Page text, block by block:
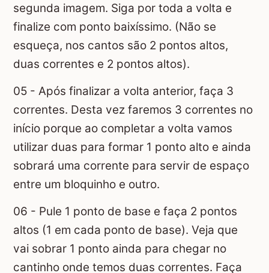
segunda imagem. Siga por toda a volta e
finalize com ponto baixíssimo. (Não se
esqueça, nos cantos são 2 pontos altos,
duas correntes e 2 pontos altos).
05 - Após finalizar a volta anterior, faça 3
correntes. Desta vez faremos 3 correntes no
início porque ao completar a volta vamos
utilizar duas para formar 1 ponto alto e ainda
sobrará uma corrente para servir de espaço
entre um bloquinho e outro.
06 - Pule 1 ponto de base e faça 2 pontos
altos (1 em cada ponto de base). Veja que
vai sobrar 1 ponto ainda para chegar no
cantinho onde temos duas correntes. Faça